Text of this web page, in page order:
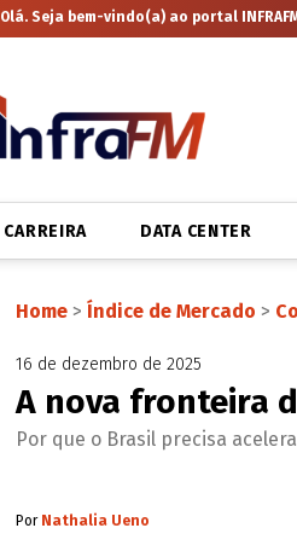
Olá. Seja bem-vindo(a) ao portal
CARREIRA DATA CENTER
Home> Índice de Mercado >
16 de dezembro de 2025
A nova fronteira
Por que o Brasil precisa
Por Nathalia Ueno